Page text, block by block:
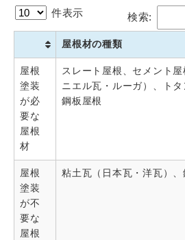
件表示 検索:
屋根材の種類
屋根
塗装
が必
要な
屋根
材
スレート屋根、セメント
ニエル瓦・ルーガ）、ト
鋼板屋根
屋根
塗装
が不
要な
屋根
粘土瓦（日本瓦・洋瓦）、